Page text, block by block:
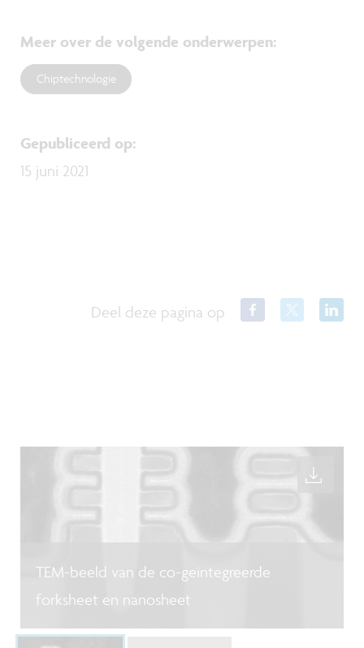
Meer over de volgende onderwerpen:
Chiptechnologie
Gepubliceerd op:
15 juni 2021
Deel deze pagina op
TEM-beeld van de co-geïntegreerde
forksheet en nanosheet